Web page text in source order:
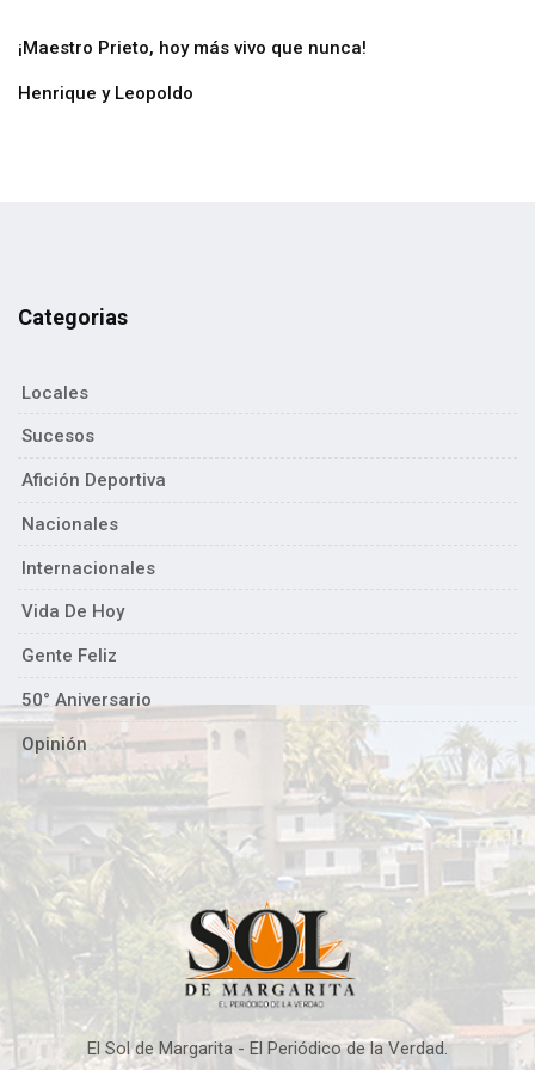
¡Maestro Prieto, hoy más vivo que nunca!
Henrique y Leopoldo
Categorias
Locales
Sucesos
Afición Deportiva
Nacionales
Internacionales
Vida De Hoy
Gente Feliz
50° Aniversario
Opinión
El Sol de Margarita - El Periódico de la Verdad.